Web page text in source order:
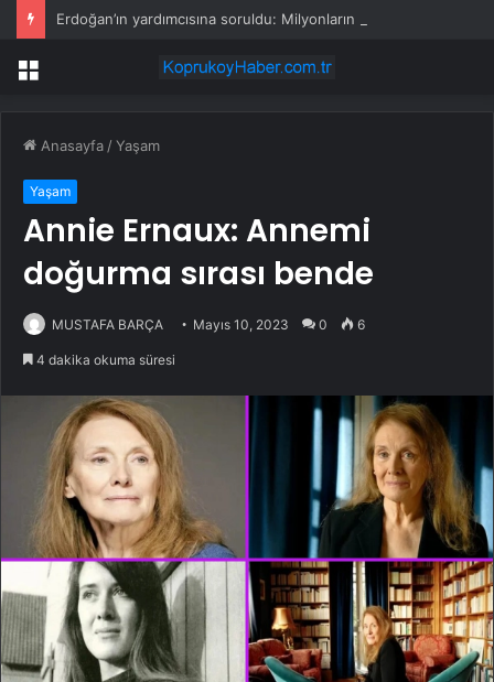
Menü
Anasayfa /Yaşam
Yaşam
Annie Ernaux: Annemi
doğurma sırası bende
MUSTAFA BARÇA Mayıs 10, 2023 0 6
4 dakika okuma süresi